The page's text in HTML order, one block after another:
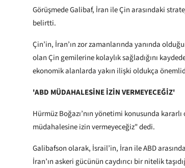
Görüşmede Galibaf, İran ile Çin arasındaki
belirtti.
Çin’in, İran’ın zor zamanlarında yanında
olan Çin gemilerine kolaylık sağladığını
ekonomik alanlarda yakın ilişki oldukça
'ABD MÜDAHALESİNE İZİN VERMEYECEĞİZ'
Hürmüz Boğazı’nın yönetimi konusunda
müdahalesine izin vermeyeceğiz" dedi.
Galibafson olarak, İsrail’in, İran ile ABD
İran’ın askeri gücünün caydırıcı bir nitelik